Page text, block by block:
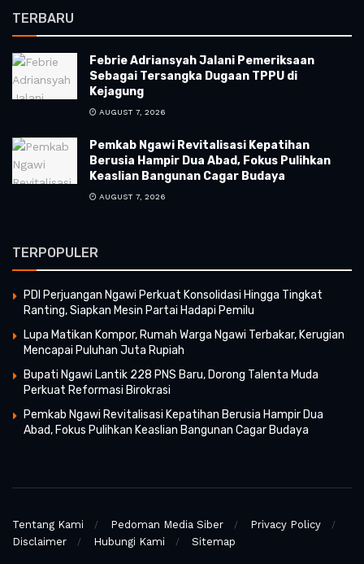
TERBARU
Febrie Adriansyah Jalani Pemeriksaan
Sebagai Tersangka Dugaan TPPU di
Kejagung
AUGUST 7, 2026
Pemkab Ngawi Revitalisasi Kepatihan
Berusia Hampir Dua Abad, Fokus Pulihkan
Keaslian Bangunan Cagar Budaya
AUGUST 7, 2026
TERPOPULER
PDI Perjuangan Ngawi Perkuat Konsolidasi Hingga Tingkat
Ranting, Siapkan Mesin Partai Hadapi Pemilu
Lupa Matikan Kompor, Rumah Warga Ngawi Terbakar, Kerugian
Mencapai Puluhan Juta Rupiah
Bupati Ngawi Lantik 228 PNS Baru, Dorong Talenta Muda
Perkuat Reformasi Birokrasi
Pemkab Ngawi Revitalisasi Kepatihan Berusia Hampir Dua
Abad, Fokus Pulihkan Keaslian Bangunan Cagar Budaya
Tentang Kami Pedoman Media Siber
Privacy Policy
Disclaimer
Hubungi Kami Sitemap